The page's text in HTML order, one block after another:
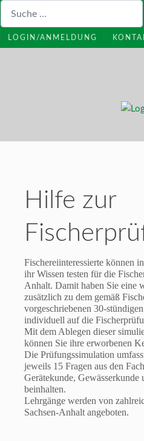
LOGIN/ANMELDUNG
Hilfe zur
Fischereiinteressierte können
ihr Wissen testen für die
Anhalt. Damit haben Sie eine
zusätzlich zu dem gemäß
vorgeschriebenen 30-
individuell auf die
Mit dem Ablegen dieser
können Sie ihre erworbenen
Die Prüfungssimulation
jeweils 15 Fragen aus den
Gerätekunde, Gewässerkunde
beinhalten.
Lehrgänge werden von
Sachsen-Anhalt angeboten.